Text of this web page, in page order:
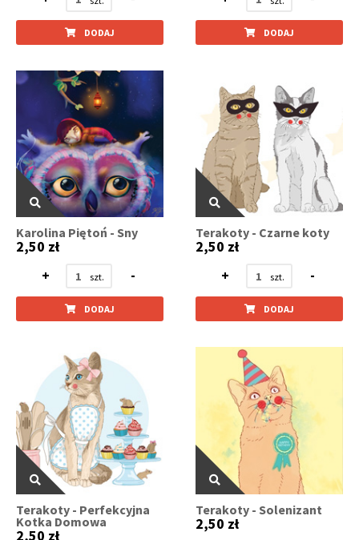
DODAJ DODAJ
Karolina Piętoń - Sny
2,50 zł
+
-
DODAJ
Terakoty - Czarne koty
2,50 zł
+
-
DODAJ
Terakoty - Perfekcyjna
Kotka Domowa
2,50 zł
Terakoty - Solenizant
2,50 zł